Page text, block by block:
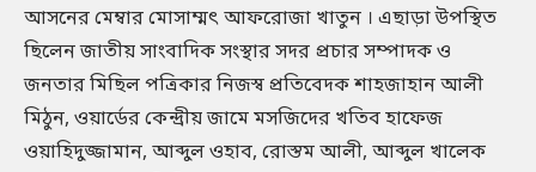
আসনের মেম্বার মোসাম্মৎ আফরোজা খাতুন । এছাড়া উপস্থিত
ছিলেন জাতীয় সাংবাদিক সংস্থার সদর প্রচার সম্পাদক ও
জনতার মিছিল পত্রিকার নিজস্ব প্রতিবেদক শাহজাহান আলী
মিঠুন, ওয়ার্ডের কেন্দ্রীয় জামে মসজিদের খতিব হাফেজ
ওয়াহিদুজ্জামান, আব্দুল ওহাব, রোস্তম আলী, আব্দুল খালেক